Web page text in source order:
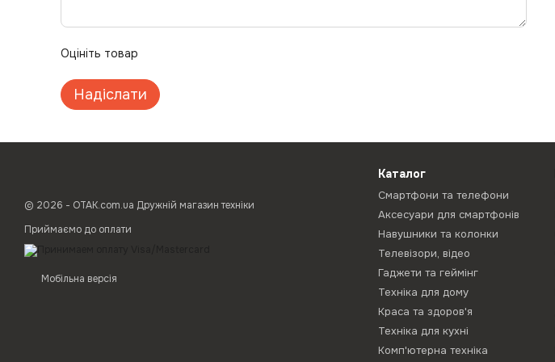
Оцініть товар
Надіслати
© 2026 - ОТАК.com.ua Дружній магазин техніки
Приймаємо до оплати
Мобільна версія
Каталог
Смартфони та телефони
Аксесуари для смартфонів
Навушники та колонки
Телевізори, відео
Гаджети та геймінг
Техніка для дому
Краса та здоров'я
Техніка для кухні
Комп'ютерна техніка